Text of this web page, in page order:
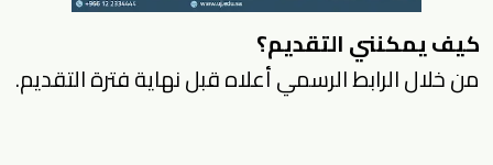
كيف يمكنني التقديم؟
من خلال الرابط الرسمي أعلاه قبل نهاية فترة التقديم.